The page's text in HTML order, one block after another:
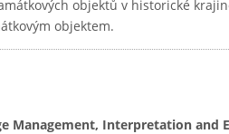
objektů v historické
objektem.
Management, Interpretation and